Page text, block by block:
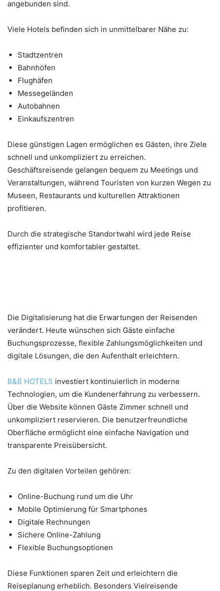
angebunden sind.
Viele Hotels befinden sich in unmittelbarer Nähe zu:
Stadtzentren
Bahnhöfen
Flughäfen
Messegeländen
Autobahnen
Einkaufszentren
Diese günstigen Lagen ermöglichen es Gästen, ihre Ziele
schnell und unkompliziert zu erreichen.
Geschäftsreisende gelangen bequem zu Meetings und
Veranstaltungen, während Touristen von kurzen Wegen zu
Museen, Restaurants und kulturellen Attraktionen
profitieren.
Durch die strategische Standortwahl wird jede Reise
effizienter und komfortabler gestaltet.
Die Digitalisierung hat die Erwartungen der Reisenden
verändert. Heute wünschen sich Gäste einfache
Buchungsprozesse, flexible Zahlungsmöglichkeiten und
digitale Lösungen, die den Aufenthalt erleichtern.
B&B HOTELS investiert kontinuierlich in moderne
Technologien, um die Kundenerfahrung zu verbessern.
Über die Website können Gäste Zimmer schnell und
unkompliziert reservieren. Die benutzerfreundliche
Oberfläche ermöglicht eine einfache Navigation und
transparente Preisübersicht.
Zu den digitalen Vorteilen gehören:
Online-Buchung rund um die Uhr
Mobile Optimierung für Smartphones
Digitale Rechnungen
Sichere Online-Zahlung
Flexible Buchungsoptionen
Diese Funktionen sparen Zeit und erleichtern die
Reiseplanung erheblich. Besonders Vielreisende